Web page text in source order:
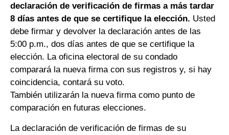
declaración de verificación de firmas a más tardar
8 días antes de que se certifique la elección. Usted
debe firmar y devolver la declaración antes de las
5:00 p.m., dos días antes de que se certifique la
elección. La oficina electoral de su condado
comparará la nueva firma con sus registros y, si hay
coincidencia, contará su voto.
También utilizarán la nueva firma como punto de
comparación en futuras elecciones.
La declaración de verificación de firmas de su